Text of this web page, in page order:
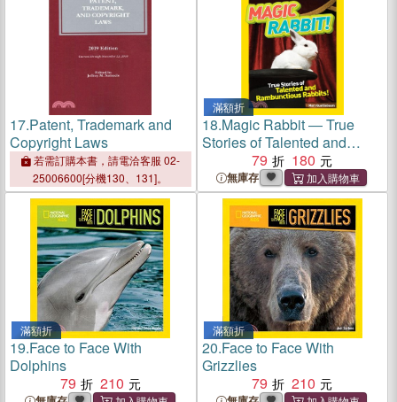
17.Patent, Trademark and
Copyright Laws
若需訂購本書，請電洽客服 02-
25006600[分機130、131]。
滿額折
18.Magic Rabbit ― True
Stories of Talented and
Rambunctious Rabbits!
79 180
無庫存
滿額折
19.Face to Face With
Dolphins
79
210
滿額折
20.Face to Face With
Grizzlies
79
210